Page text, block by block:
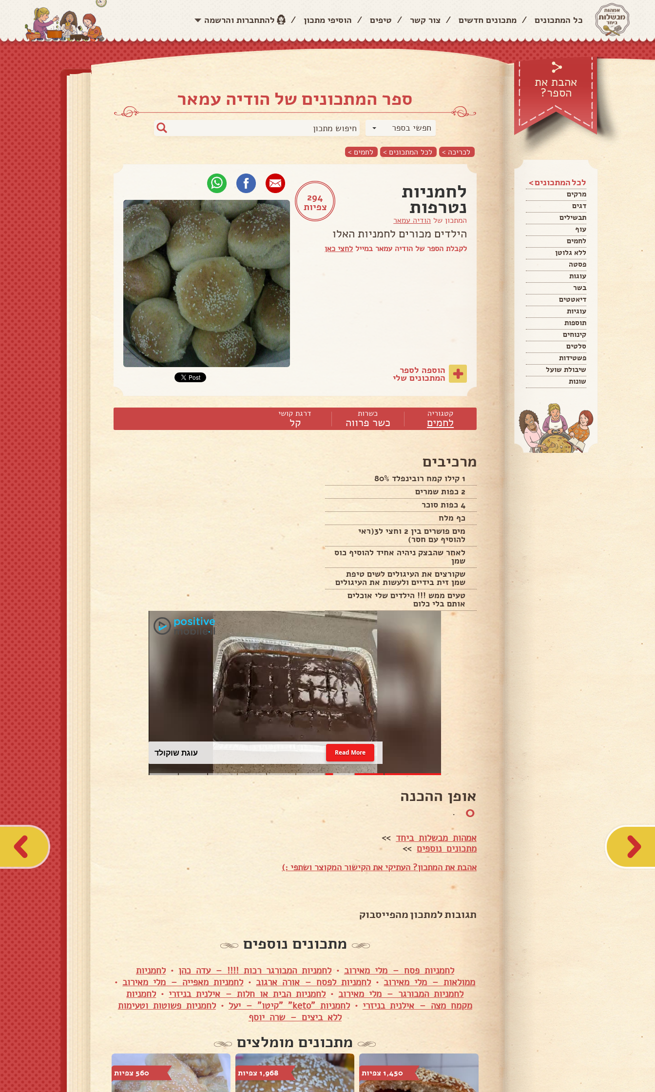
כל המתכונים / מתכונים חדשים / צור קשר / טיפים / הוסיפי מתכון / להתחברות והרשמה
אהבת את
הספר?
לכל המתכונים >
מרקים
דגים
תבשילים
עוף
לחמים
ללא גלוטן
פסטה
עוגות
בשר
דיאטטים
עוגיות
תוספות
קינוחים
סלטים
פשטידות
שיבולת שועל
שונות
ספר המתכונים של הודיה עמאר
חפשי בספר
לכריכה > לכל המתכונים > לחמים >
294
צפיות
לחמניות
נטרפות
המתכון של הודיה עמאר
הילדים מכורים לחמניות האלו
לקבלת הספר של הודיה עמאר במייל לחצי כאן
הוספה לספר
המתכונים שלי
קטגוריה
לחמים
כשרות
כשר פרווה
דרגת קושי
קל
מרכיבים
1 קילו קמח רובינפלד 80%
2 כפות שמרים
4 כפות סוכר
כף מלח
מים פושרים בין 2 וחצי ל3(ראי
להוסיף עם חסר)
לאחר שהבצק ניהיה אחיד להוסיף כוס
שמן
שקורצים את העיגולים לשים טיפת
שמן זית בידיים ולעשות את העיגולים
טעים ממש !!! הילדים שלי אוכלים
אותם בלי כלום
עוגת שוקולד Read More
אופן ההכנה
0
.
אמהות מבשלות ביחד >>
מתכונים נוספים>>
אהבת את המתכון? העתיקי את הקישור המקוצר ושתפי :)
תגובות למתכון מהפייסבוק
מתכונים נוספים
לחמניות פסח – מלי מאירוב •לחמניות המבורגר רכות !!!! – עדה כהן •לחמניות
ממולאות – מלי מאירוב• לחמניות לפסח – אורה ארגוב • לחמניות מאפייה – מלי מאירוב •
לחמניות המבורגר – מלי מאירוב • לחמניות הבית או חלות – אילנית בניזרי • לחמניות
מקמח מצה – אילנית בניזרי •לחמניות "keto" "קיטו" – יעל •לחמניות פשוטות וטעימות
ללא ביצים – שרה יוסף
מתכונים מומלצים
1,450 צפיות 1,968 צפיות 560 צפיות